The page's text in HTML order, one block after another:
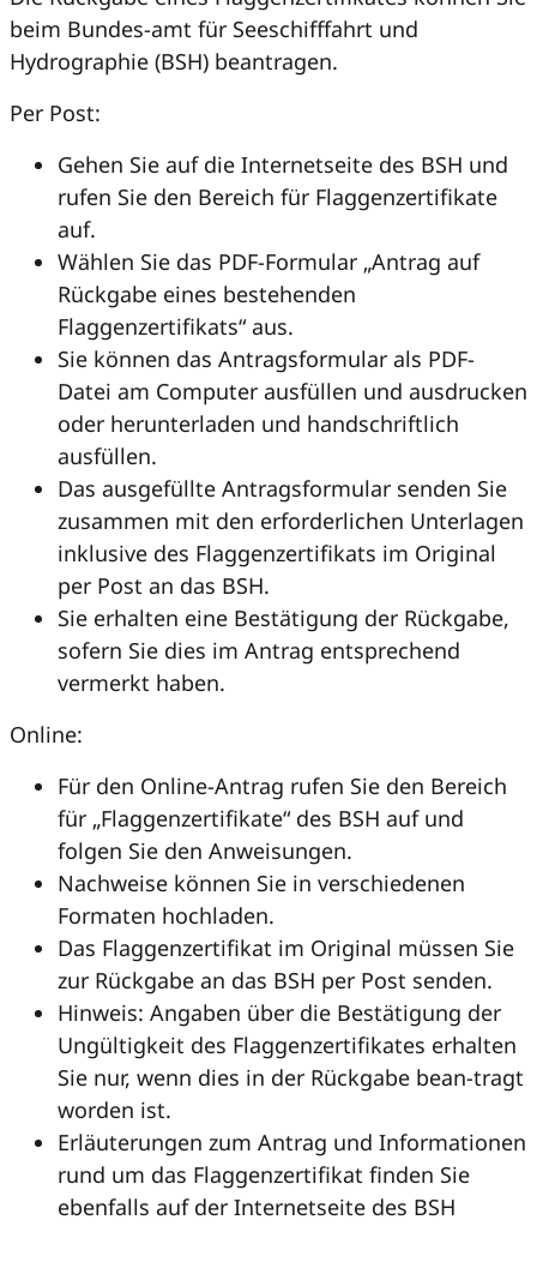
beim Bundes-amt für Seeschifffahrt und
Hydrographie (BSH) beantragen.
Per Post:
Gehen Sie auf die Internetseite des BSH und
rufen Sie den Bereich für Flaggenzertifikate
auf.
Wählen Sie das PDF-Formular „Antrag auf
Rückgabe eines bestehenden
Flaggenzertifikats“ aus.
Sie können das Antragsformular als PDF-
Datei am Computer ausfüllen und ausdrucken
oder herunterladen und handschriftlich
ausfüllen.
Das ausgefüllte Antragsformular senden Sie
zusammen mit den erforderlichen Unterlagen
inklusive des Flaggenzertifikats im Original
per Post an das BSH.
Sie erhalten eine Bestätigung der Rückgabe,
sofern Sie dies im Antrag entsprechend
vermerkt haben.
Online:
Für den Online-Antrag rufen Sie den Bereich
für „Flaggenzertifikate“ des BSH auf und
folgen Sie den Anweisungen.
Nachweise können Sie in verschiedenen
Formaten hochladen.
Das Flaggenzertifikat im Original müssen Sie
zur Rückgabe an das BSH per Post senden.
Hinweis: Angaben über die Bestätigung der
Ungültigkeit des Flaggenzertifikates erhalten
Sie nur, wenn dies in der Rückgabe bean-tragt
worden ist.
Erläuterungen zum Antrag und Informationen
rund um das Flaggenzertifikat finden Sie
ebenfalls auf der Internetseite des BSH